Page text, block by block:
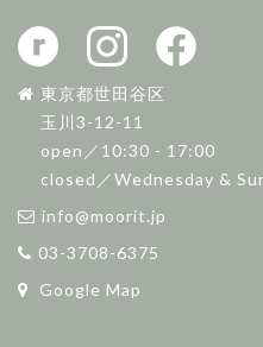
東京都世田谷区
玉川3-12-11
open／10:30 - 17:00
closed／Wednesday &
info@moorit.jp
03-3708-6375
Google Map